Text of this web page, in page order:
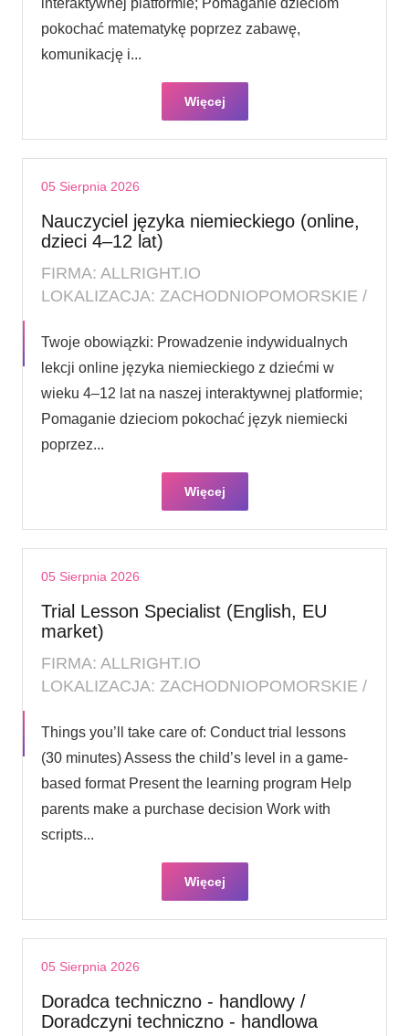
interaktywnej platformie; Pomaganie dzieciom
pokochać matematykę poprzez zabawę,
komunikację i...
Więcej
05 Sierpnia 2026
Nauczyciel języka niemieckiego (online,
dzieci 4–12 lat)
FIRMA: ALLRIGHT.IO
LOKALIZACJA: ZACHODNIOPOMORSKIE /
Twoje obowiązki: Prowadzenie indywidualnych
lekcji online języka niemieckiego z dziećmi w
wieku 4–12 lat na naszej interaktywnej platformie;
Pomaganie dzieciom pokochać język niemiecki
poprzez...
Więcej
05 Sierpnia 2026
Trial Lesson Specialist (English, EU
market)
FIRMA: ALLRIGHT.IO
LOKALIZACJA: ZACHODNIOPOMORSKIE /
Things you’ll take care of: Conduct trial lessons
(30 minutes) Assess the child’s level in a game-
based format Present the learning program Help
parents make a purchase decision Work with
scripts...
Więcej
05 Sierpnia 2026
Doradca techniczno - handlowy /
Doradczyni techniczno - handlowa